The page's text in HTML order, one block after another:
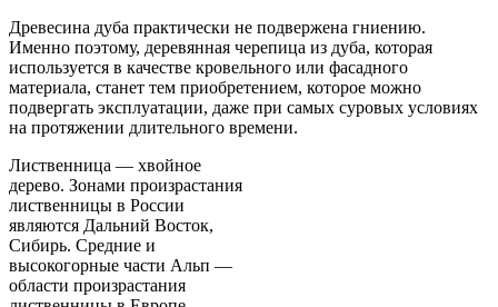
Древесина дуба практически не подвержена гниению.
Именно поэтому, деревянная черепица из дуба, которая
используется в качестве кровельного или фасадного
материала, станет тем приобретением, которое можно
подвергать эксплуатации, даже при самых суровых условиях
на протяжении длительного времени.
Лиственница — хвойное
дерево. Зонами произрастания
лиственницы в России
являются Дальний Восток,
Сибирь. Средние и
высокогорные части Альп —
области произрастания